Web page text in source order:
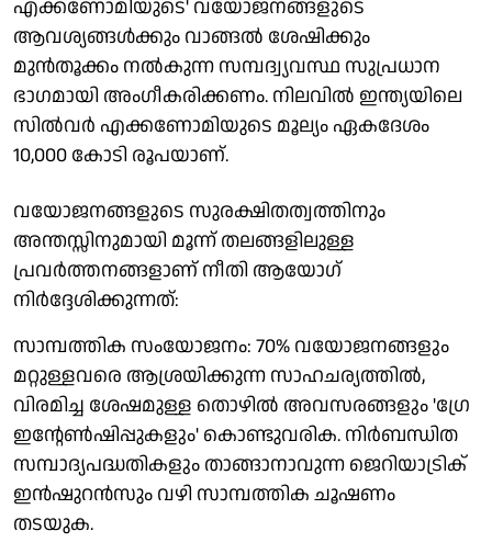
എക്കണോമിയുടെ' വയോജനങ്ങളുടെ
ആവശ്യങ്ങള്‍ക്കും വാങ്ങല്‍ ശേഷിക്കും
മുന്‍തൂക്കം നല്‍കുന്ന സമ്പദ്വ്യവസ്ഥ സുപ്രധാന
ഭാഗമായി അംഗീകരിക്കണം. നിലവില്‍ ഇന്ത്യയിലെ
സില്‍വര്‍ എക്കണോമിയുടെ മൂല്യം ഏകദേശം
10,000 കോടി രൂപയാണ്.
വയോജനങ്ങളുടെ സുരക്ഷിതത്വത്തിനും
അന്തസ്സിനുമായി മൂന്ന് തലങ്ങളിലുള്ള
പ്രവര്‍ത്തനങ്ങളാണ് നീതി ആയോഗ്
നിര്‍ദ്ദേശിക്കുന്നത്:
സാമ്പത്തിക സംയോജനം: 70% വയോജനങ്ങളും
മറ്റുള്ളവരെ ആശ്രയിക്കുന്ന സാഹചര്യത്തില്‍,
വിരമിച്ച ശേഷമുള്ള തൊഴില്‍ അവസരങ്ങളും 'ഗ്രേ
ഇന്റേണ്‍ഷിപ്പുകളും' കൊണ്ടുവരിക. നിര്‍ബന്ധിത
സമ്പാദ്യപദ്ധതികളും താങ്ങാനാവുന്ന ജെറിയാട്രിക്
ഇന്‍ഷുറന്‍സും വഴി സാമ്പത്തിക ചൂഷണം
തടയുക.